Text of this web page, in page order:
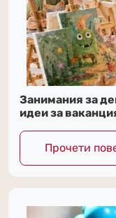
Занимания за
идеи за
Прочети